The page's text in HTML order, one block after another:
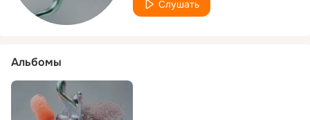
Слушать
Альбомы